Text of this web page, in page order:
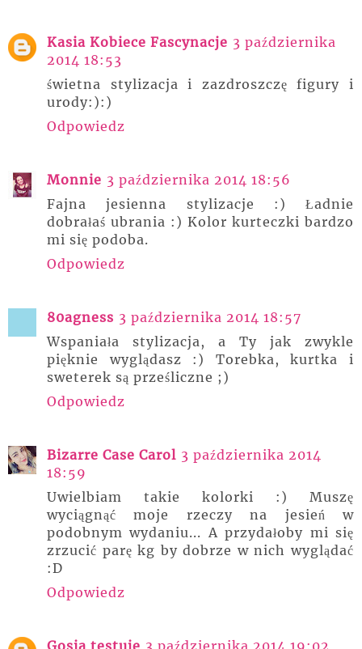
Kasia Kobiece Fascynacje 3 października
2014 18:53
świetna stylizacja i zazdroszczę figury i
urody:):)
Odpowiedz
Monnie 3 października 2014 18:56
Fajna jesienna stylizacje :) Ładnie
dobrałaś ubrania :) Kolor kurteczki bardzo
mi się podoba.
Odpowiedz
80agness 3 października 2014 18:57
Wspaniała stylizacja, a Ty jak zwykle
pięknie wyglądasz :) Torebka, kurtka i
sweterek są prześliczne ;)
Odpowiedz
Bizarre Case Carol 3 października 2014
18:59
Uwielbiam takie kolorki :) Muszę
wyciągnąć moje rzeczy na jesień w
podobnym wydaniu... A przydałoby mi się
zrzucić parę kg by dobrze w nich wyglądać
:D
Odpowiedz
Gosia testuje 3 października 2014 19:02